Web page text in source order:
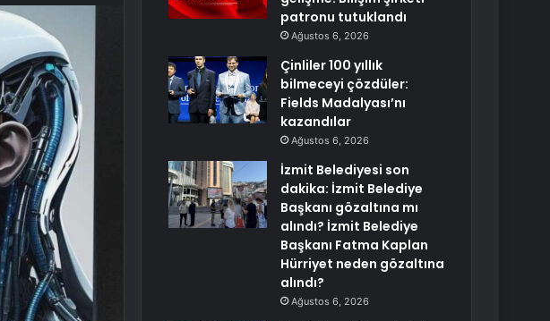
patronu tutuklandı
Ağustos 6, 2026
Çinliler 100 yıllık
bilmeceyi çözdüler:
Fields Madalyası’nı
kazandılar
Ağustos 6, 2026
İzmit Belediyesi son
dakika: İzmit Belediye
Başkanı gözaltına mı
alındı? İzmit Belediye
Başkanı Fatma Kaplan
Hürriyet neden gözaltına
alındı?
Ağustos 6, 2026